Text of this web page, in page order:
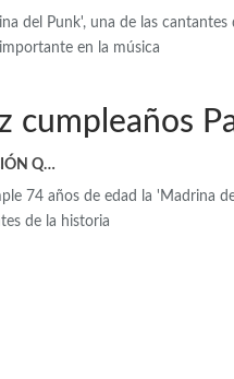
del Punk', una de las
en la música
cumpleaños
REDACCIÓN QRP
74 años de edad la 'Madrina
de la historia